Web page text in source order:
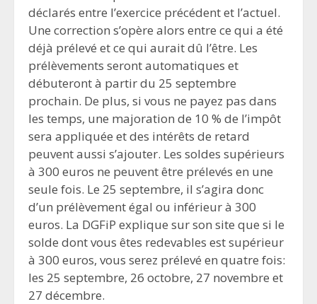
déclarés entre l’exercice précédent et l’actuel.
Une correction s’opère alors entre ce qui a été
déjà prélevé et ce qui aurait dû l’être. Les
prélèvements seront automatiques et
débuteront à partir du 25 septembre
prochain. De plus, si vous ne payez pas dans
les temps, une majoration de 10 % de l’impôt
sera appliquée et des intérêts de retard
peuvent aussi s’ajouter. Les soldes supérieurs
à 300 euros ne peuvent être prélevés en une
seule fois. Le 25 septembre, il s’agira donc
d’un prélèvement égal ou inférieur à 300
euros. La DGFiP explique sur son site que si le
solde dont vous êtes redevables est supérieur
à 300 euros, vous serez prélevé en quatre fois:
les 25 septembre, 26 octobre, 27 novembre et
27 décembre.